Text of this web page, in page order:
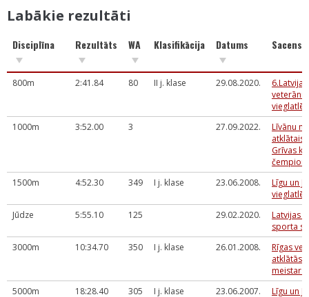
Labākie rezultāti
Disciplīna Rezultāts WA Klasifikācija Datums
800m 2:41.84 80 II j. klase 29.08.2020.
1000m
3:52.00 3 27.09.2022.
Līvānu
atklātais
Grīvas
1500m
4:52.30 349 I j. klase 23.06.2008.
Līgu un
Jūdze
5:55.10 125 29.02.2020.
Latvijas
sporta
3000m
10:34.70 350 I j. klase 26.01.2008.
Rīgas
atklātās
5000m
18:28.40 305 I j. klase 23.06.2007. Līgu un